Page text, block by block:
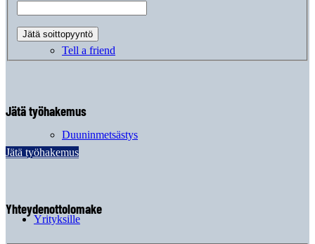
Tell a friend
Duuninmetsästys
Yrityksille
Jätä työhakemus
Jätä työhakemus
Yhteydenottolomake